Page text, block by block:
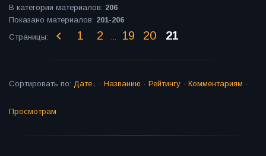
В категории материалов: 206
Показано материалов: 201-206
Страницы: 1 2 ... 19 20 21
Сортировать по: Дате · Названию · Рейтингу · Комментариям ·
Просмотрам